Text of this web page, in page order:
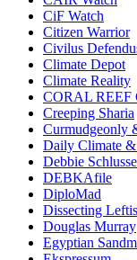
CiF Watch
Citizen Warrior
Civilus
Climate Depot
Climate Reality
CORAL
Creeping Sharia
Curmudgeonly
Daily Climate
Debbie
DEBKAfile
DiploMad
Dissecting
Douglas Murray
Egyptian